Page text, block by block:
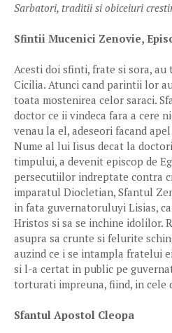
Sarbatori, traditii si obiceiuri
Sfintii Mucenici Zenovie,
Acesti doi sfinti, frate si sora,
Cicilia. Atunci cand parintii lor
toata mostenirea celor saraci.
doctor ce ii vindeca fara a cere
venau la el, adeseori facand
Nume al lui Iisus decat la
timpului, a devenit episcop de
persecutiilor indreptate contra
imparatul Diocletian, Sfantul
in fata guvernatoruluyi Lisias,
Hristos si sa se inchine idolilor.
asupra sa crunte si felurite
auzind ce i se intampla fratelui
si l-a certat in public pe
torturati impreuna, fiind, in cele
Sfantul Apostol Cleopa